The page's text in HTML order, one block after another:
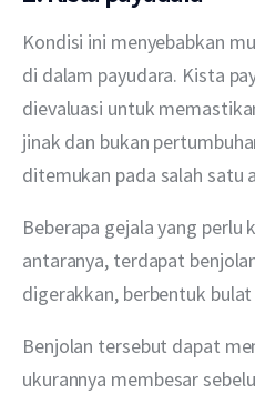
Kondisi ini menyebabkan
di dalam payudara. Kista
dievaluasi untuk
jinak dan bukan
ditemukan pada salah satu
Beberapa gejala yang perlu
antaranya, terdapat
digerakkan, berbentuk
Benjolan tersebut dapat
ukurannya membesar